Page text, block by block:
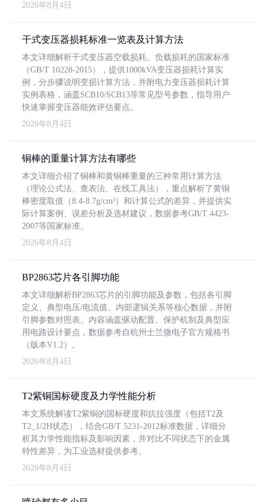
2026年8月4日
干式变压器损耗标准一览表及计算方法
本文详细解析干式变压器空载损耗、负载损耗的国家标准
（GB/T 10228-2015），提供1000kVA变压器损耗计算实
例，分步骤说明变损计算方法，并附电力变压器损耗计算
实例表格，涵盖SCB10/SCB13等常见型号参数，指导用户
快速掌握变压器能效评估要点。
2026年8月4日
铜棒的重量计算方法有哪些
本文详细介绍了铜棒和黄铜棒重量的三种常用计算方法
（理论公式法、查表法、在线工具法），重点解析了黄铜
棒密度取值（8.4-8.7g/cm³）和计算公式的差异，并提供实
际计算案例、误差分析及选材建议，数据参考GB/T 4423-
2007等国家标准。
2026年8月4日
BP2863芯片各引脚功能
本文详细解析BP2863芯片的引脚功能及参数，包括各引脚
定义、典型电压/电流值、内部逻辑关系等核心数据，并附
引脚参数对照表。内容涵盖驱动配置、保护机制及典型应
用电路设计要点，数据参考自杭州士兰微电子官方规格书
（版本V1.2）。
2026年8月4日
T2紫铜国标硬度及力学性能分析
本文系统解读T2紫铜的国标硬度和抗拉强度（包括T2及
T2_1/2H状态），结合GB/T 5231-2012标准数据，详细分
析其力学性能指标及影响因素，并对比不同状态下的金属
特性差异，为工业选材提供参考。
2026年8月4日